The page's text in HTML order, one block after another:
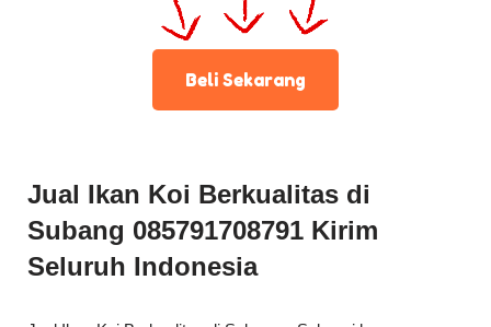
Beli Sekarang
Jual Ikan Koi Berkualitas di
Subang 085791708791 Kirim
Seluruh Indonesia